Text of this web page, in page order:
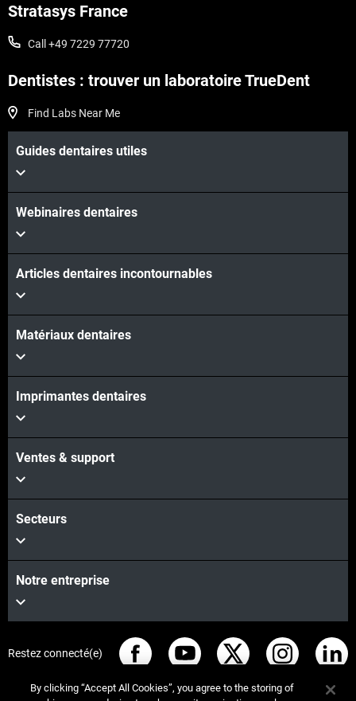
Voir plus
Stratasys France
Call +49 7229 77720
Dentistes : trouver un laboratoire TrueDent
Find Labs Near Me
Guides dentaires utiles
Webinaires dentaires
Articles dentaires incontournables
Matériaux dentaires
Imprimantes dentaires
Ventes & support
Secteurs
Notre entreprise
Restez connecté(e)
By clicking “Accept All Cookies”, you agree to the storing of